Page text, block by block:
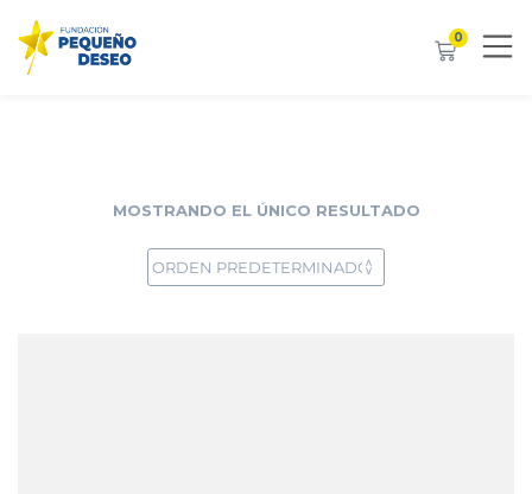
0
MOSTRANDO EL ÚNICO RESULTADO